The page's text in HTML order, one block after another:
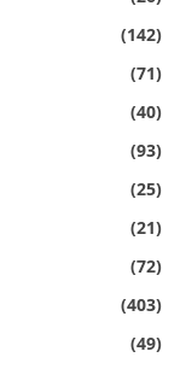
(142)
(71)
(40)
(93)
(25)
(21)
(72)
(403)
(49)